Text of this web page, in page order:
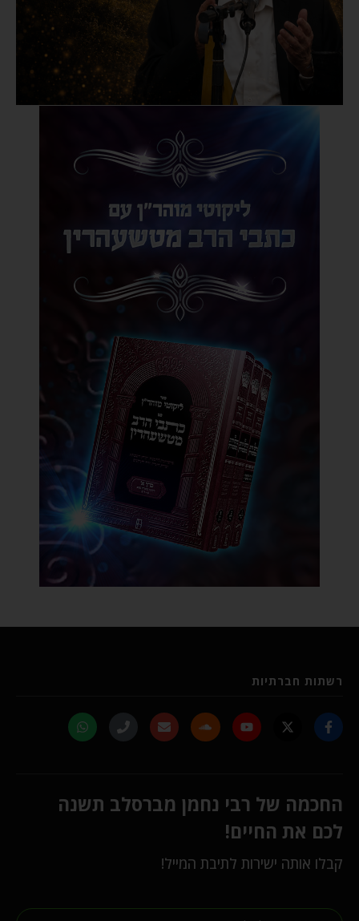
רשתות חברתיות
החכמה של רבי נחמן מברסלב תשנה
לכם את החיים!
קבלו אותה ישירות לתיבת המייל!